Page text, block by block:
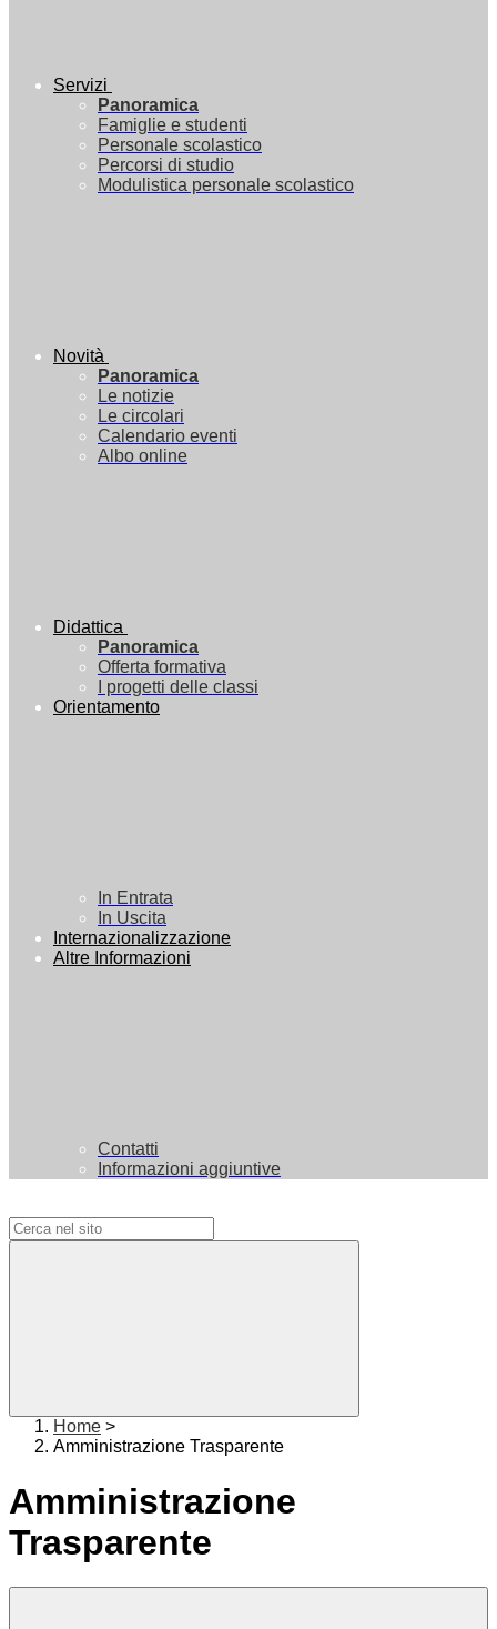
Servizi
Panoramica
Famiglie e studenti
Personale scolastico
Percorsi di studio
Modulistica personale scolastico
Novità
Panoramica
Le notizie
Le circolari
Calendario eventi
Albo online
Didattica
Panoramica
Offerta formativa
I progetti delle classi
Orientamento
In Entrata
In Uscita
Internazionalizzazione
Altre Informazioni
Contatti
Informazioni aggiuntive
Home >
Amministrazione Trasparente
Amministrazione
Trasparente